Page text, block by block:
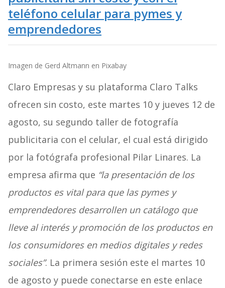
teléfono celular para pymes y
emprendedores
Imagen de Gerd Altmann en Pixabay
Claro Empresas y su plataforma Claro Talks
ofrecen sin costo, este martes 10 y jueves 12 de
agosto, su segundo taller de fotografía
publicitaria con el celular, el cual está dirigido
por la fotógrafa profesional Pilar Linares. La
empresa afirma que “la presentación de los
productos es vital para que las pymes y
emprendedores desarrollen un catálogo que
lleve al interés y promoción de los productos en
los consumidores en medios digitales y redes
sociales”. La primera sesión este el martes 10
de agosto y puede conectarse en este enlace